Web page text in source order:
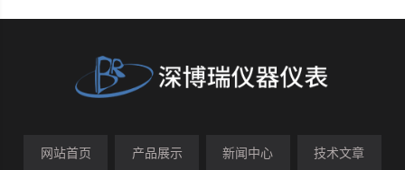
网站首页 产品展示 新闻中心 技术文章